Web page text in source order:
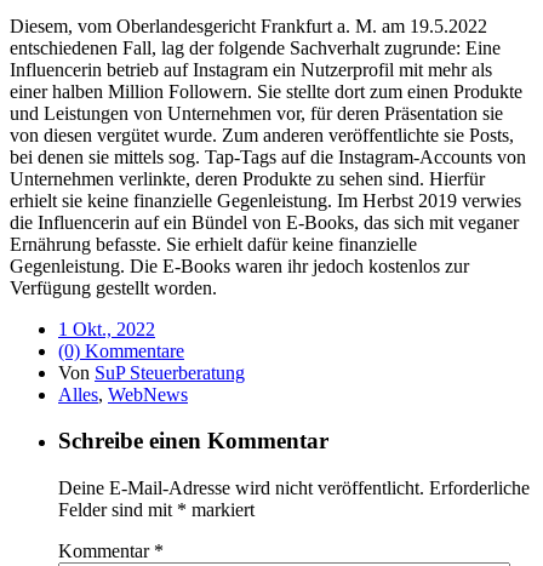
Diesem, vom Oberlandesgericht Frankfurt a. M. am 19.5.2022
entschiedenen Fall, lag der folgende Sachverhalt zugrunde: Eine
Influencerin betrieb auf Instagram ein Nutzerprofil mit mehr als
einer halben Million Followern. Sie stellte dort zum einen Produkte
und Leistungen von Unternehmen vor, für deren Präsentation sie
von diesen vergütet wurde. Zum anderen veröffentlichte sie Posts,
bei denen sie mittels sog. Tap-Tags auf die Instagram-Accounts von
Unternehmen verlinkte, deren Produkte zu sehen sind. Hierfür
erhielt sie keine finanzielle Gegenleistung. Im Herbst 2019 verwies
die Influencerin auf ein Bündel von E-Books, das sich mit veganer
Ernährung befasste. Sie erhielt dafür keine finanzielle
Gegenleistung. Die E-Books waren ihr jedoch kostenlos zur
Verfügung gestellt worden.
1 Okt., 2022
(0) Kommentare
Von SuP Steuerberatung
Alles, WebNews
Schreibe einen Kommentar
Deine E-Mail-Adresse wird nicht veröffentlicht. Erforderliche
Felder sind mit * markiert
Kommentar *